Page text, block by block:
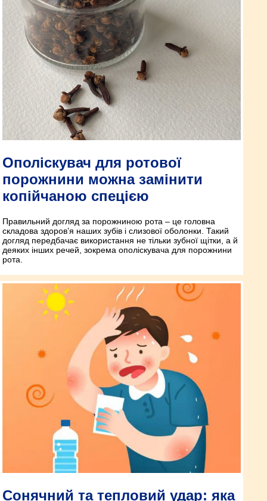
Ополіскувач для ротової
порожнини можна замінити
копійчаною спецією
Правильний догляд за порожниною рота – це головна
складова здоров’я наших зубів і слизової оболонки. Такий
догляд передбачає використання не тільки зубної щітки, а й
деяких інших речей, зокрема ополіскувача для порожнини
рота.
Сонячний та тепловий удар: яка